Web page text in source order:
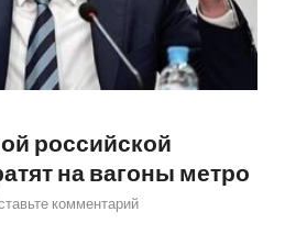
российской
на вагоны метро
комментарий